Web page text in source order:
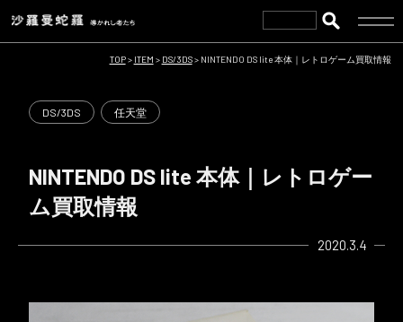
TOP> ITEM > DS/3DS> NINTENDO DS lite 本体｜レトロゲーム買取情報
DS/3DS 任天堂
NINTENDO DS lite 本体｜レトロゲー
ム買取情報
2020.3.4